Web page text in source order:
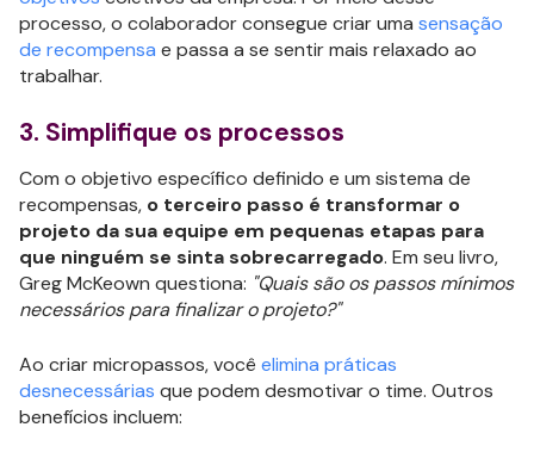
processo, o colaborador consegue criar uma sensação
de recompensa e passa a se sentir mais relaxado ao
trabalhar.
3. Simplifique os processos
Com o objetivo específico definido e um sistema de
recompensas, o terceiro passo é transformar o
projeto da sua equipe em pequenas etapas para
que ninguém se sinta sobrecarregado. Em seu livro,
Greg McKeown questiona: "Quais são os passos mínimos
necessários para finalizar o projeto?"
Ao criar micropassos, você elimina práticas
desnecessárias que podem desmotivar o time. Outros
benefícios incluem: